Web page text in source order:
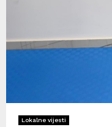
Lokalne vijesti